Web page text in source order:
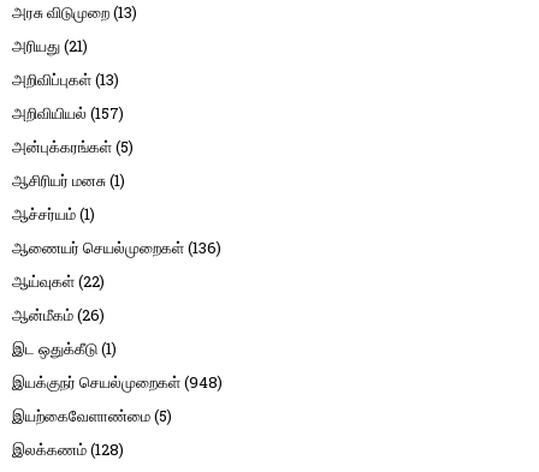
அரசு விடுமுறை(13)
அரியது(21)
அறிவிப்புகள்(13)
அறிவியியல் (157)
அன்புக்கரங்கள்(5)
ஆசிரியர் மனசு(1)
ஆச்சர்யம்(1)
ஆணையர் செயல்முறைகள்(136)
ஆய்வுகள்(22)
ஆன்மீகம்(26)
இட ஒதுக்கீடு(1)
இயக்குநர் செயல்முறைகள்(948)
இயற்கைவேளாண்மை(5)
இலக்கணம்(128)